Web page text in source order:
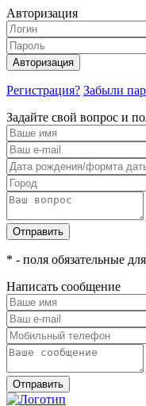
Авторизация
Авторизация
Регистрация? Забыли
Задайте свой вопрос и
Отправить
* - поля обязательные
Написать сообщение
Отправить